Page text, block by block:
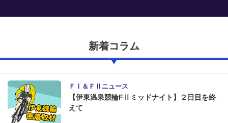
新着コラム
ＦⅠ＆ＦⅡニュース
【伊東温泉競輪FⅡミッドナイト】２日目を終
えて